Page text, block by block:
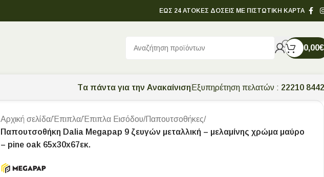
ΕΩΣ 24 ΑΤΟΚΕΣ ΔΟΣΕΙΣ ΜΕ ΠΙΣΤΩΤΙΚΗ ΚΑΡΤΑ
0,00€
Tα πάντα για την Ανακαίνιση Εξυπηρέτηση πελατών : 22210
Αρχική σελίδα/Έπιπλα/Έπιπλα Εισόδου/Παπουτσοθήκες/
Παπουτσοθήκη Dalia Megapap 9 ζευγών μεταλλική – μελαμίνης χρώμα μαύρο
– pine oak 65x30x67εκ.